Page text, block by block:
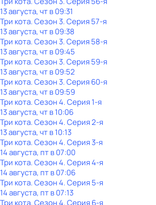
13 августа, чт в 09:31
Три кота. Сезон 3. Серия 57-я
13 августа, чт в 09:38
Три кота. Сезон 3. Серия 58-я
13 августа, чт в 09:45
Три кота. Сезон 3. Серия 59-я
13 августа, чт в 09:52
Три кота. Сезон 3. Серия 60-я
13 августа, чт в 09:59
Три кота. Сезон 4. Серия 1-я
13 августа, чт в 10:06
Три кота. Сезон 4. Серия 2-я
13 августа, чт в 10:13
Три кота. Сезон 4. Серия 3-я
14 августа, пт в 07:00
Три кота. Сезон 4. Серия 4-я
14 августа, пт в 07:06
Три кота. Сезон 4. Серия 5-я
14 августа, пт в 07:13
Три кота. Сезон 4. Серия 6-я